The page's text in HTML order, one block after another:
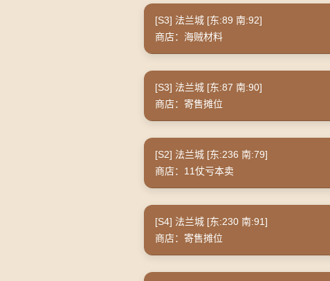
[S3] 法兰城 [东:89 南:92]
商店：海贼材料
[S3] 法兰城 [东:87 南:90]
商店：寄售摊位
[S2] 法兰城 [东:236 南:79]
商店：11仗亏本卖
[S4] 法兰城 [东:230 南:91]
商店：寄售摊位